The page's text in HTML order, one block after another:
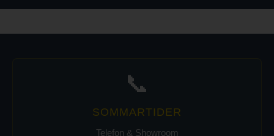
📞
SOMMARTIDER
Telefon & Showroom